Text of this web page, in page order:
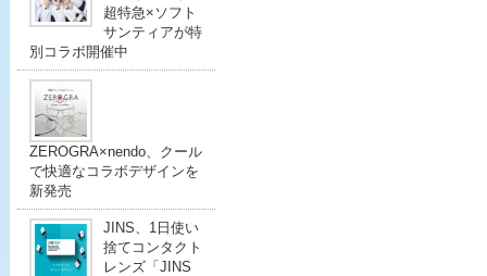
超特急×ソフト
サンティアが特
別コラボ開催中
ZEROGRA×nendo、クール
で快適なコラボデザインを
新発売
JINS、1日使い
捨てコンタクト
レンズ「JINS